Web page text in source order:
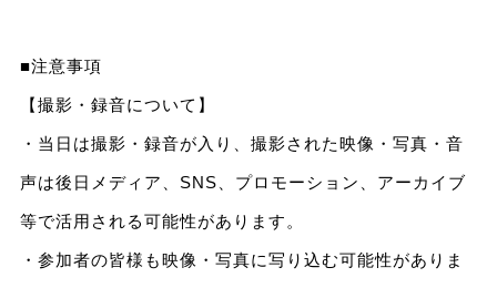
■注意事項
【撮影・録音について】
・当日は撮影・録音が入り、撮影された映像・写真・音
声は後日メディア、SNS、プロモーション、アーカイブ
等で活用される可能性があります。
・参加者の皆様も映像・写真に写り込む可能性がありま